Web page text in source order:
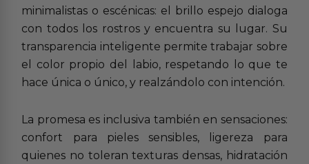
minimalistas o escénicas: el brillo espejo dialoga
con todos los rostros y encuentra su lugar. Su
transparencia inteligente permite trabajar sobre
el color propio del labio, respetando lo que te
hace única o único, y realzándolo con intención.
La promesa es inclusiva también en sensaciones:
confort para pieles sensibles, ligereza para
quienes no toleran texturas densas, hidratación